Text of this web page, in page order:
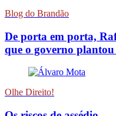
Blog do Brandão
De porta em porta,
que o governo
Olhe Direito!